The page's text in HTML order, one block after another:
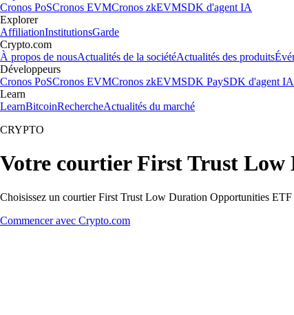
Cronos PoSCronos EVMCronos zkEVMSDK d'agent IA
Explorer
AffiliationInstitutionsGarde
Crypto.com
À propos de nousActualités de la sociétéActualités des produits
Développeurs
Cronos PoSCronos EVMCronos zkEVMSDK PaySDK d'agent IA
Learn
LearnBitcoinRechercheActualités du marché
CRYPTO
Votre courtier First Trust Low
Choisissez un courtier First Trust Low Duration Opportunities
Commencer avec Crypto.com